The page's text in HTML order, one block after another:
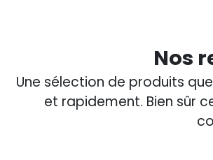
Nos
Une sélection de produits
et rapidement. Bien sûr